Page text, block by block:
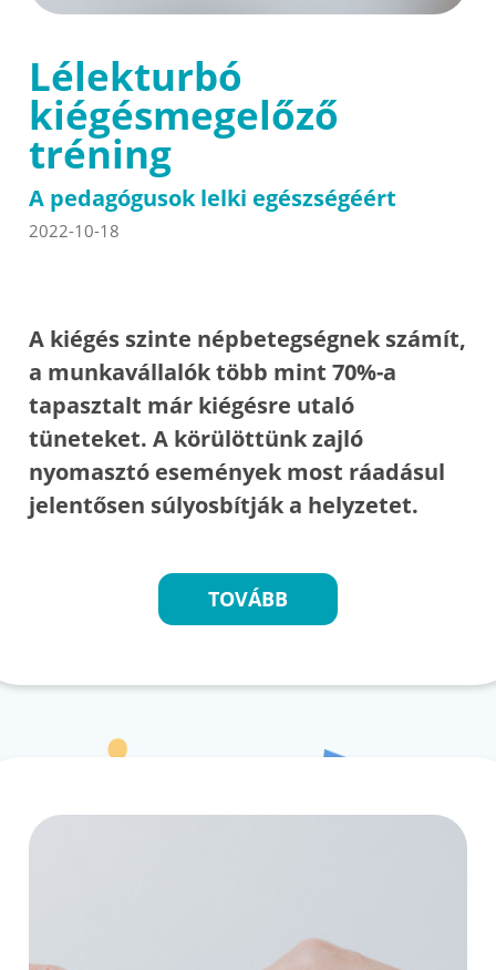
Lélekturbó
kiégésmegelőző
tréning
A pedagógusok lelki egészségéért
2022-10-18
A kiégés szinte népbetegségnek számít,
a munkavállalók több mint 70%-a
tapasztalt már kiégésre utaló
tüneteket. A körülöttünk zajló
nyomasztó események most ráadásul
jelentősen súlyosbítják a helyzetet.
TOVÁBB